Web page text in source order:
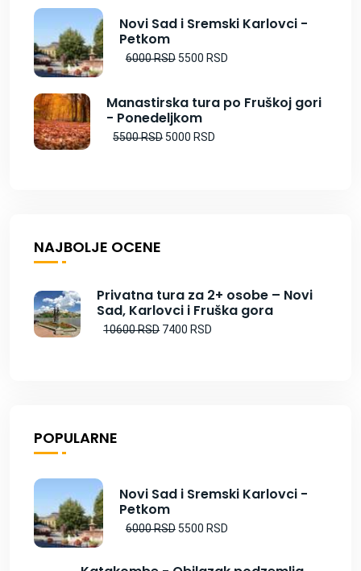
Novi Sad i Sremski Karlovci -
Petkom
6000 RSD5500 RSD
Manastirska tura po Fruškoj gori
- Ponedeljkom
5500 RSD5000 RSD
NAJBOLJE OCENE
Privatna tura za 2+ osobe – Novi
Sad, Karlovci i Fruška gora
10600 RSD7400 RSD
POPULARNE
Novi Sad i Sremski Karlovci -
Petkom
6000 RSD5500 RSD